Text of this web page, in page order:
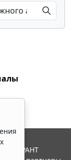
ГАРАНТ